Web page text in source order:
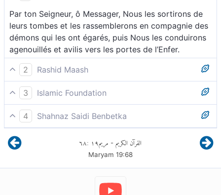
Par ton Seigneur, ô Messager, Nous les sortirons de
leurs tombes et les rassemblerons en compagnie des
démons qui les ont égarés, puis Nous les conduirons
agenouillés et avilis vers les portes de l’Enfer.
2
Rashid Maash
68 Par ton Seigneur ! Nous rassemblerons ceux qui
renient la Résurrection, accompagnés de leurs
démons, puis les conduirons autour de la Géhenne où
ils se tiendront à genoux.
3
Islamic Foundation
Par ton Seigneur ! (Sois sûr que) Nous rassemblerons
et les hommes et les démons, et que Nous les ferons
comparaître autour de la Géhenne, à genoux
4
Shahnaz Saidi Benbetka
Par ton Seigneur, Nous les rassemblerons ainsi que
les démons, et Nous les placerons agenouillés autour
القرآن الكريم - مريم١٩ :٦٨
Maryam 19:68